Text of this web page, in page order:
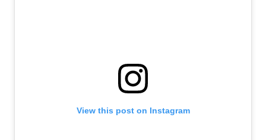
View this post on Instagram